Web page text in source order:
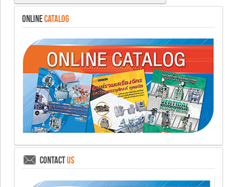
ONLINECATALOG
CONTACTUS